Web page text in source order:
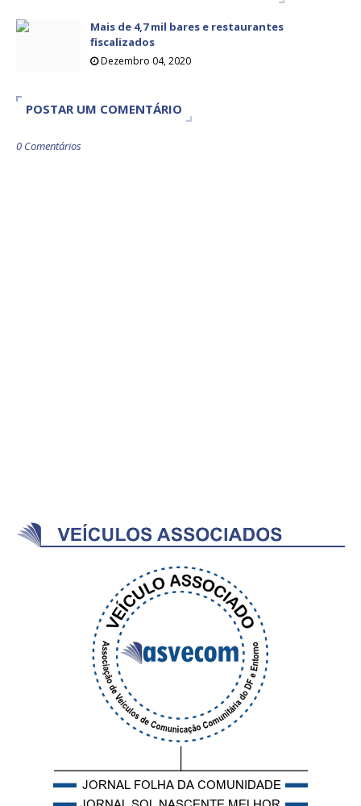
Mais de 4,7 mil bares e restaurantes
fiscalizados
Dezembro 04, 2020
POSTAR UM COMENTÁRIO
0 Comentários